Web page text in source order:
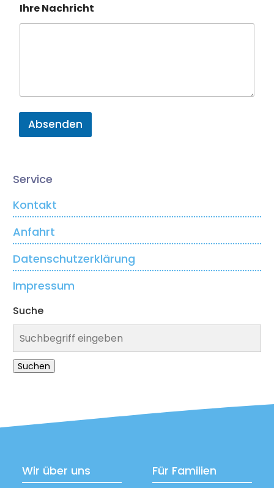
Service
Kontakt
Anfahrt
Datenschutzerklärung
Impressum
Suche
Suchen
Ihre Nachricht
Absenden
Wir über uns
Für Familien